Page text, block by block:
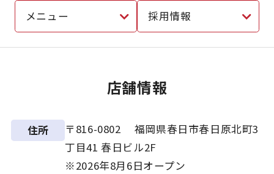
メニュー 採用情報
店舗情報
住所
〒816-0802 福岡県春日市春日原北町3
丁目41 春日ビル2F
※2026年8月6日オープン